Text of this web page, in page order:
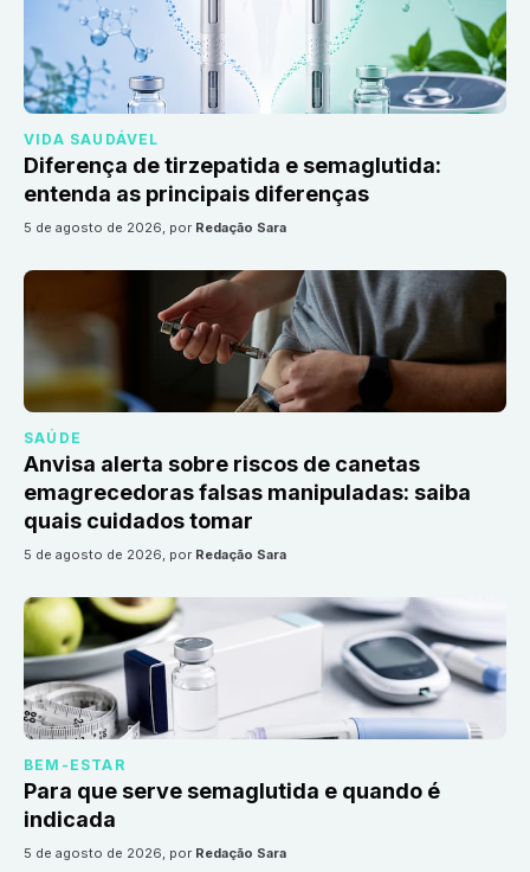
VIDA SAUDÁVEL
Diferença de tirzepatida e semaglutida:
entenda as principais diferenças
5 de agosto de 2026, por Redação Sara
SAÚDE
Anvisa alerta sobre riscos de canetas
emagrecedoras falsas manipuladas: saiba
quais cuidados tomar
5 de agosto de 2026, por Redação Sara
BEM-ESTAR
Para que serve semaglutida e quando é
indicada
5 de agosto de 2026, por Redação Sara